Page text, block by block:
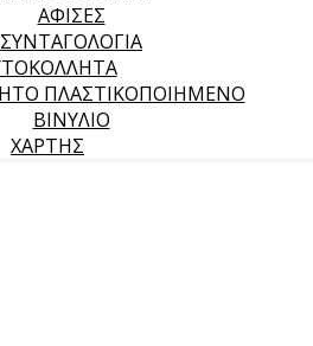
ΑΦΙΣΕΣ
ΣΥΝΤΑΓΟΛΟΓΙΑ
ΠΛΑΣΤΙΚΟΠΟΙΗΜΕΝΟ
ΒΙΝΥΛΙΟ
ΧΑΡΤΗΣ